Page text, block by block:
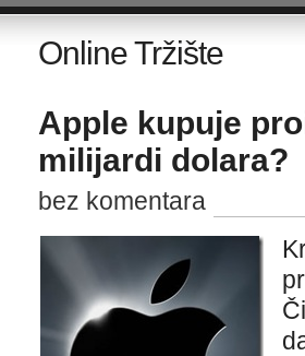
Online Tržište
Apple kupuje
milijardi dolara?
bez komentara